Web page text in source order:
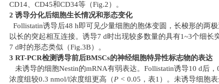
CD14
CD45和CD34等（Fig.2）。
2 诱导分化后细胞生长情况和形态变化
Follistatin诱导后48 h即可见少量细胞的胞体变圆，长梭形的两
以长的突起相互连接。诱导7 d时出现较多数量的具有1~3个细长
7 d时的形态类似（Fig.3B）。
3 RT-PCR检测诱导前后BMSCs的神经细胞特异性标志物的表达
未诱导的细胞Nestin的mRNA有弱表达。 Follistatin诱导10 d后，
浓度组较0.3 nmol/l浓度组更高（P < 0.05 ， 表1 ）。未诱导细胞